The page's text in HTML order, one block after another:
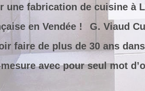
une fabrication de cuisine à
en Vendée !
G. Viaud
faire de plus de 30 ans
avec pour seul mot